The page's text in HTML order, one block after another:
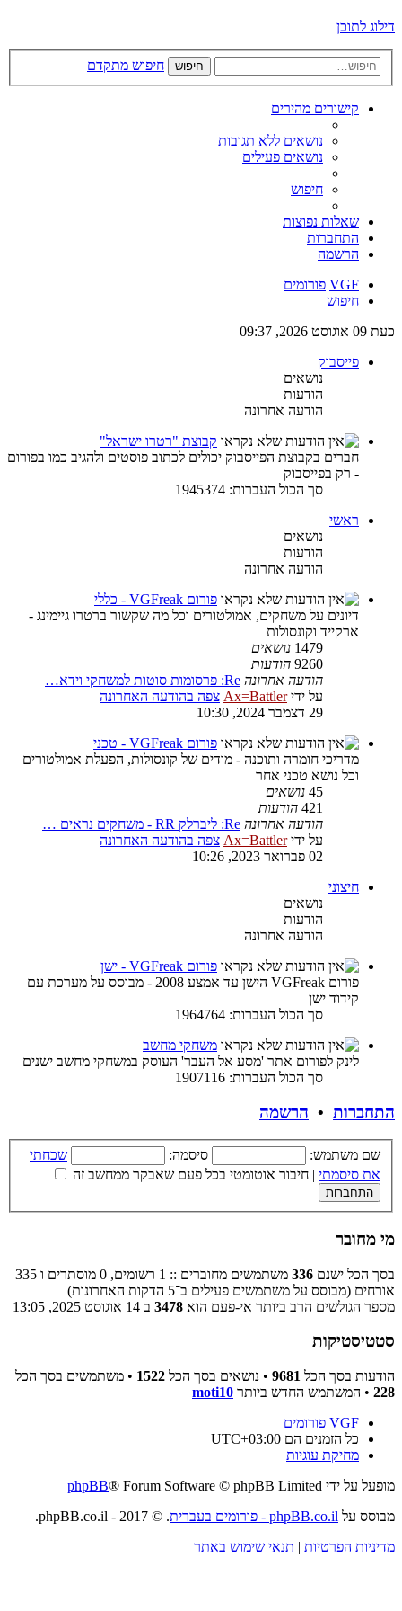
דילוג לתוכן
חיפוש חיפוש מתקדם
קישורים מהירים
נושאים ללא תגובות
נושאים פעילים
חיפוש
שאלות נפוצות
התחברות
הרשמה
VGF פורומים
חיפוש
כעת 09 אוגוסט 2026, 09:37
פייסבוק
נושאים
הודעות
הודעה אחרונה
קבוצת "רטרו ישראל"
חברים בקבוצת הפייסבוק יכולים לכתוב פוסטים ולהגיב כמו בפורום
- רק בפייסבוק
סך הכול העברות: 1945374
ראשי
נושאים
הודעות
הודעה אחרונה
פורום VGFreak - כללי
דיונים על משחקים, אמולטורים וכל מה שקשור ברטרו גיימינג -
ארקייד וקונסולות
1479 נושאים
9260 הודעות
הודעה אחרונה Re: פרסומות סוטות למשחקי וידא…
על ידיAx=Battler צפה בהודעה האחרונה
29 דצמבר 2024, 10:30
פורום VGFreak - טכני
מדריכי חומרה ותוכנה - מודים של קונסולות, הפעלת אמולטורים
וכל נושא טכני אחר
45 נושאים
421 הודעות
הודעה אחרונה Re: ליברלק RR - משחקים נראים …
על ידיAx=Battler צפה בהודעה האחרונה
02 פברואר 2023, 10:26
חיצוני
נושאים
הודעות
הודעה אחרונה
פורום VGFreak - ישן
פורום VGFreak הישן עד אמצע 2008 - מבוסס על מערכת עם
קידוד ישן
סך הכול העברות: 1964764
משחקי מחשב
לינק לפורום אתר 'מסע אל העבר' העוסק במשחקי מחשב ישנים
סך הכול העברות: 1907116
התחברות • הרשמה
שם משתמש: סיסמה:
שכחתי
את סיסמתי | חיבור אוטומטי בכל פעם שאבקר ממחשב זה
מי מחובר
בסך הכל ישנם 336
משתמשים מחוברים :: 1 רשומים, 0 מוסתרים ו 335
אורחים (מבוסס על משתמשים פעילים ב־5 הדקות האחרונות)
מספר הגולשים הרב ביותר אי-פעם הוא 3478 ב 14 אוגוסט 2025, 13:05
סטטיסטיקות
הודעות בסך הכל 9681 • נושאים בסך הכל 1522 • משתמשים בסך הכל
228 • המשתמש החדש ביותר moti10
VGF פורומים
כל הזמנים הם UTC+03:00
מחיקת עוגיות
מופעל על ידי
phpBB® Forum Software © phpBB Limited
מבוסס על phpBB.co.il - פורומים בעברית
. © 2017 - phpBB.co.il.
מדיניות הפרטיות | תנאי שימוש באתר